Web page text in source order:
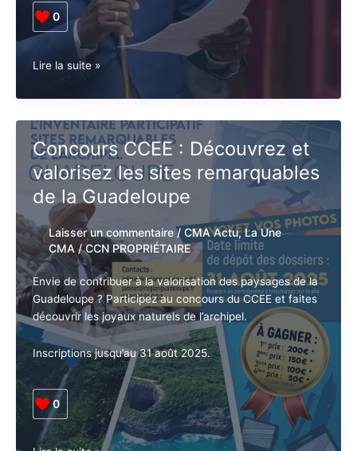
pour garantir aux territoires d’Outre-Mer l’égalité et le
respect des droits fondamentaux.
Tribune
de
Gabriel
Serville
:
Décolonialiser
la
Constitution,
une
urgence
pour
l’Outre-
Mer
Lire la suite »
Concours CCEE : Découvrez et
valorisez les sites
remarquables de la
Guadeloupe
Laisser un commentaire /CMA Actu, La
Une CMA/CCN PROPRIÉTAIRE
Envie de contribuer à la valorisation des paysages de
la Guadeloupe ? Participez au concours du CCEE et
faites découvrir les joyaux naturels de l’archipel.
Inscriptions jusqu’au 31 août 2025.